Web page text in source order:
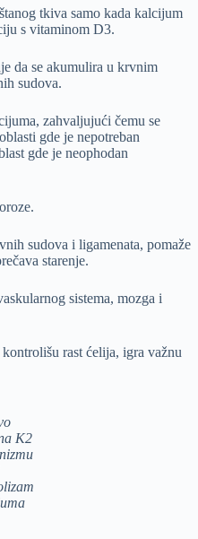
tkiva samo kada kalcijum
s vitaminom D3.
da se akumulira u krvnim
sudova.
zahvaljujući čemu se
gde je nepotreban
gde je neophodan
sudova i ligamenata, pomaže
starenje.
sistema, mozga i
rast ćelija, igra važnu
K2